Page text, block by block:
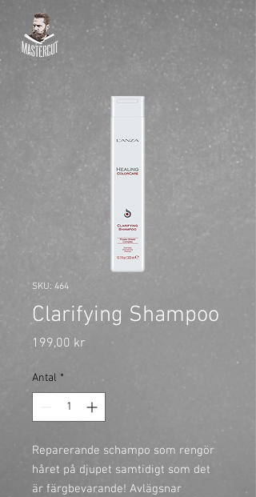
SKU: 464
Clarifying Shampoo
199,00 krPris
Antal *
Reparerande schampo som rengör
håret på djupet samtidigt som det
är färgbevarande! Avlägsnar